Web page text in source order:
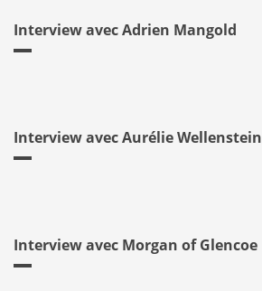
Interview avec Adrien Mangold
Interview avec Aurélie Wellenstein
Interview avec Morgan of Glencoe